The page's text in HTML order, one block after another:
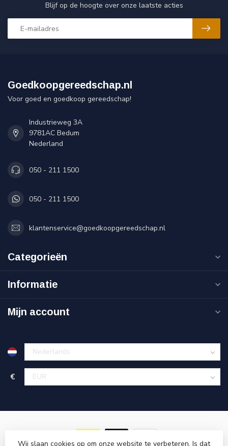
Blijf op de hoogte over onze laatste acties
Goedkoopgereedschap.nl
Voor goed en goedkoop gereedschap!
Industrieweg 3A
9781AC Bedum
Nederland
050 - 211 1500
050 - 211 1500
klantenservice@goedkoopgereedschap.nl
Categorieën
Informatie
Mijn account
€
Wij slaan cookies op om onze website te verbeteren. Is dat